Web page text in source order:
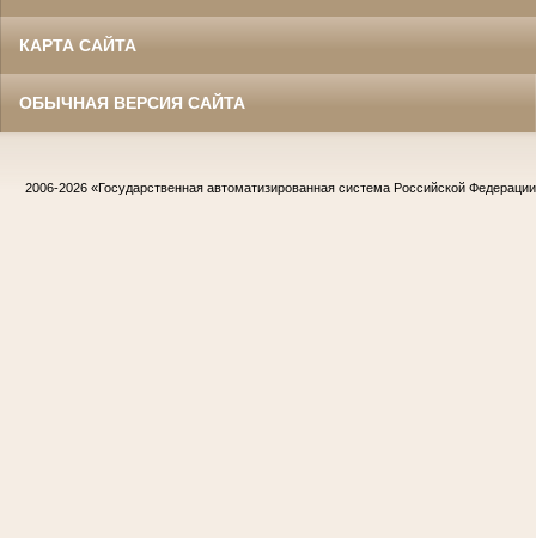
КАРТА САЙТА
ОБЫЧНАЯ ВЕРСИЯ САЙТА
2006-2026 «Государственная автоматизированная система Российской